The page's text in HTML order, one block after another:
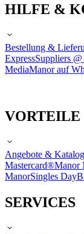
HILFE &
Bestellung &
ExpressSuppliers
MediaManor auf
VORTEILE
Angebote &
Mastercard®Manor
ManorSingles Day
SERVICES